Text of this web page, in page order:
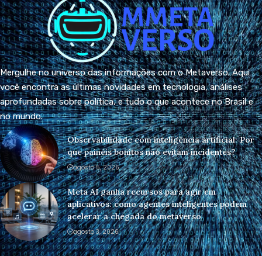
Mergulhe no universo das informações com o Metaverso. Aqui
você encontra as últimas novidades em tecnologia, análises
aprofundadas sobre política, e tudo o que acontece no Brasil e
no mundo.
Observabilidade com inteligência artificial: Por
que painéis bonitos não evitam incidentes?
agosto 5, 2026
Meta AI ganha recursos para agir em
aplicativos: como agentes inteligentes podem
acelerar a chegada do metaverso
agosto 3, 2026